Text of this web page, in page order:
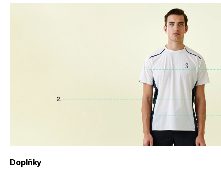
Doplňky